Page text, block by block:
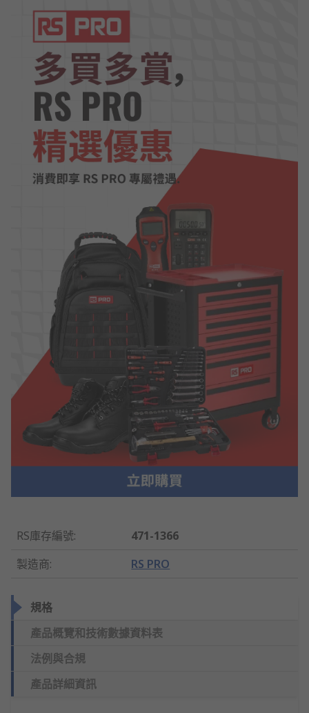
RS庫存編號:
471-1366
製造商: RS PRO
規格
產品概覽和技術數據資料表
法例與合規
產品詳細資訊